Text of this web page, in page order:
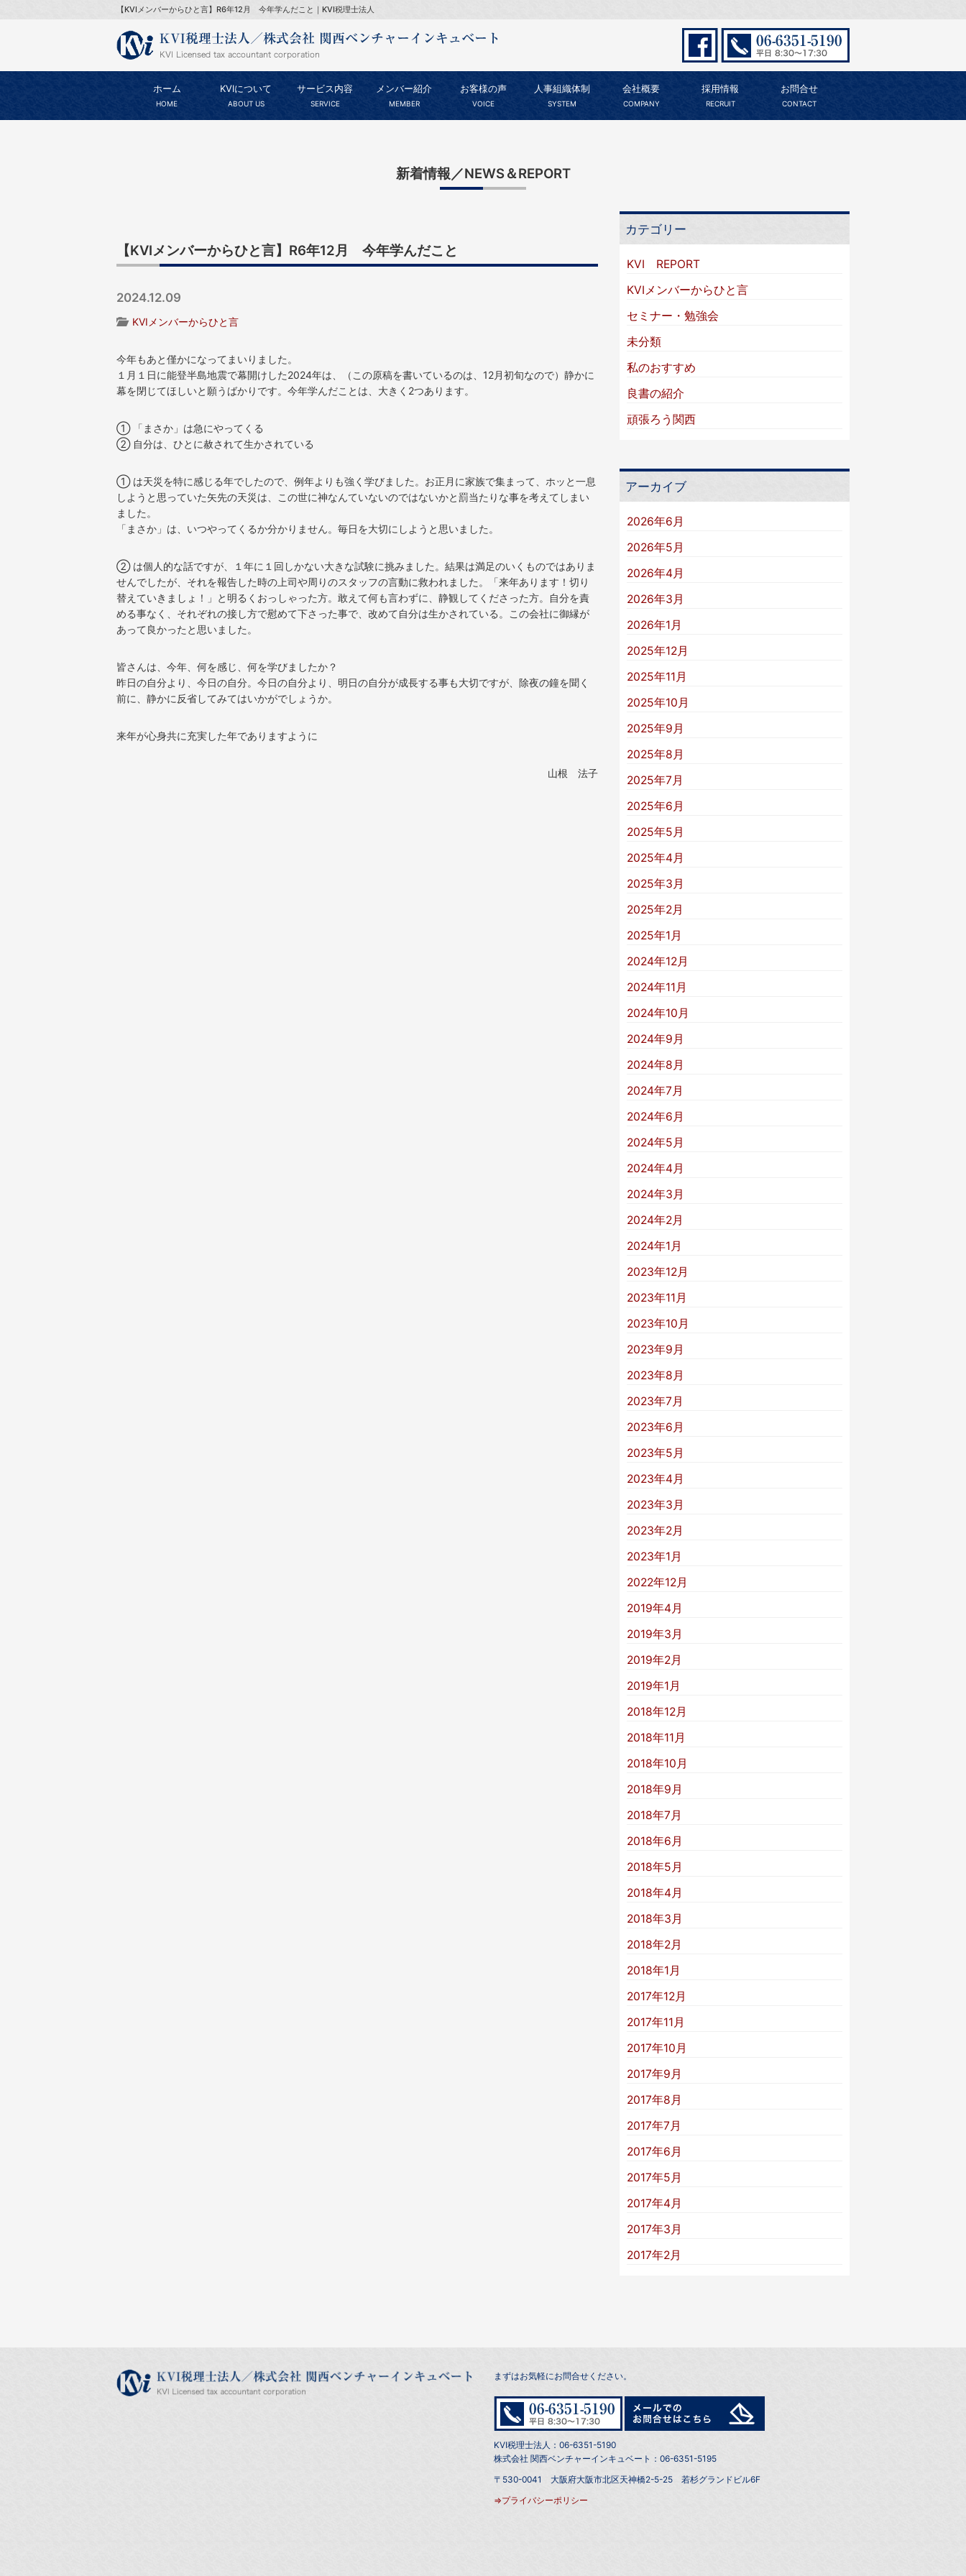
【KVIメンバーからひと言】R6年12月 今年学んだこと｜KVI税理士法人
ホーム
HOME
KVIについて
ABOUT US
サービス内容
SERVICE
メンバー紹介
MEMBER
お客様の声
VOICE
人事組織体制
SYSTEM
会社概要
COMPANY
採用情報
RECRUIT
お問合せ
CONTACT
新着情報／NEWS＆REPORT
【KVIメンバーからひと言】R6年12月 今年学んだこと
2024.12.09
KVIメンバーからひと言
今年もあと僅かになってまいりました。
１月１日に能登半島地震で幕開けした2024年は、（この原稿を書いているのは、12月初旬なので）静かに
幕を閉じてほしいと願うばかりです。今年学んだことは、大きく2つあります。
① 「まさか」は急にやってくる
② 自分は、ひとに赦されて生かされている
① は天災を特に感じる年でしたので、例年よりも強く学びました。お正月に家族で集まって、ホッと一息
しようと思っていた矢先の天災は、この世に神なんていないのではないかと罰当たりな事を考えてしまい
ました。
「まさか」は、いつやってくるか分かりません。毎日を大切にしようと思いました。
② は個人的な話ですが、１年に１回しかない大きな試験に挑みました。結果は満足のいくものではありま
せんでしたが、それを報告した時の上司や周りのスタッフの言動に救われました。「来年あります！切り
替えていきましょ！」と明るくおっしゃった方。敢えて何も言わずに、静観してくださった方。自分を責
める事なく、それぞれの接し方で慰めて下さった事で、改めて自分は生かされている。この会社に御縁が
あって良かったと思いました。
皆さんは、今年、何を感じ、何を学びましたか？
昨日の自分より、今日の自分。今日の自分より、明日の自分が成長する事も大切ですが、除夜の鐘を聞く
前に、静かに反省してみてはいかがでしょうか。
来年が心身共に充実した年でありますように
山根 法子
カテゴリー
KVI REPORT
KVIメンバーからひと言
セミナー・勉強会
未分類
私のおすすめ
良書の紹介
頑張ろう関西
アーカイブ
2026年6月
2026年5月
2026年4月
2026年3月
2026年1月
2025年12月
2025年11月
2025年10月
2025年9月
2025年8月
2025年7月
2025年6月
2025年5月
2025年4月
2025年3月
2025年2月
2025年1月
2024年12月
2024年11月
2024年10月
2024年9月
2024年8月
2024年7月
2024年6月
2024年5月
2024年4月
2024年3月
2024年2月
2024年1月
2023年12月
2023年11月
2023年10月
2023年9月
2023年8月
2023年7月
2023年6月
2023年5月
2023年4月
2023年3月
2023年2月
2023年1月
2022年12月
2019年4月
2019年3月
2019年2月
2019年1月
2018年12月
2018年11月
2018年10月
2018年9月
2018年7月
2018年6月
2018年5月
2018年4月
2018年3月
2018年2月
2018年1月
2017年12月
2017年11月
2017年10月
2017年9月
2017年8月
2017年7月
2017年6月
2017年5月
2017年4月
2017年3月
2017年2月
まずはお気軽にお問合せください。
KVI税理士法人：06-6351-5190
株式会社 関西ベンチャーインキュベート：06-6351-5195
〒530-0041 大阪府大阪市北区天神橋2-5-25 若杉グランドビル6F
⇒プライバシーポリシー